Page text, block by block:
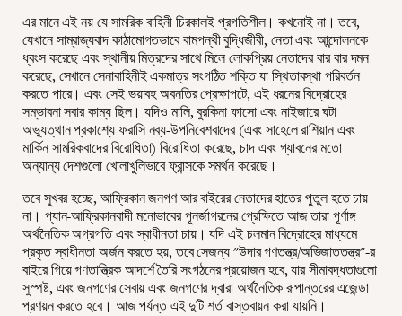
এর মানে এই নয় যে সামরিক বাহিনী চিরকালই প্রগতিশীল। কখনোই না। তবে,
যেখানে সাম্রাজ্যবাদ কাঠামোগতভাবে বামপন্থী বুদ্ধিজীবী, নেতা এবং আন্দোলনকে
ধ্বংস করেছে এবং স্থানীয় মিত্রদের সাথে মিলে লোকপ্রিয় নেতাদের বার বার দমন
করেছে, সেখানে সেনাবাহিনীই একমাত্র সংগঠিত শক্তি যা স্থিতাবস্থা পরিবর্তন
করতে পারে। এবং সেই ভয়াবহ অবনতির প্রেক্ষাপটে, এই ধরনের বিদ্রোহের
সম্ভাবনা সবার কাম্য ছিল। যদিও মালি, বুরকিনা ফাসো এবং নাইজারে ঘটা
অভ্যুত্থান প্রকাশ্যে ফরাসি নব্য-উপনিবেশবাদের (এবং সাহেলে রাশিয়ান এবং
মার্কিন সামরিকবাদের বিরোধিতা) বিরোধিতা করেছে, চাদ এবং গ্যাবনের মতো
অন্যান্য দেশগুলো খোলাখুলিভাবে ফ্রান্সকে সমর্থন করেছে।
তবে সুখবর হচ্ছে, আফ্রিকান জনগণ আর বাইরের নেতাদের হাতের পুতুল হতে চায়
না। প্যান-আফ্রিকানবাদী মনোভাবের পূনর্জাগরনের প্রেক্ষিতে আজ তারা পূর্ণাঙ্গ
অর্থনৈতিক অগ্রগতি এবং স্বাধীনতা চায়। যদি এই চলমান বিদ্রোহের মাধ্যমে
প্রকৃত স্বাধীনতা অর্জন করতে হয়, তবে সেজন্য "উদার গণতন্ত্র/অভিজাততন্ত্র"-র
বাইরে গিয়ে গণতান্ত্রিক আদর্শে তৈরি সংগঠনের প্রয়োজন হবে, যার সীমাবদ্ধতাগুলো
সুস্পষ্ট, এবং জনগণের সেবায় এবং জনগণের দ্বারা অর্থনৈতিক রূপান্তরের এজেন্ডা
প্রণয়ন করতে হবে। আজ পর্যন্ত এই দুটি শর্ত বাস্তবায়ন করা যায়নি।